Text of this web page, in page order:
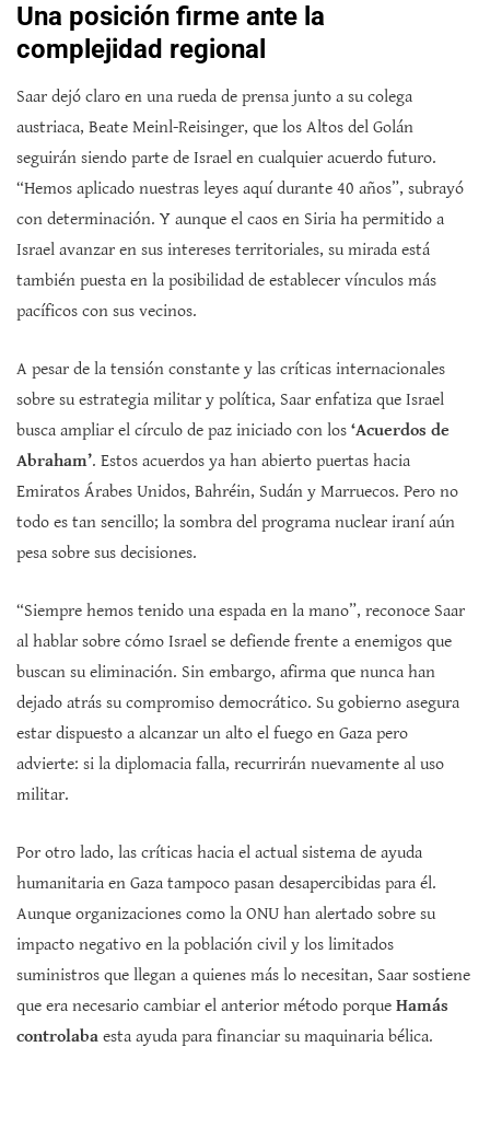
Una posición firme ante la
complejidad regional
Saar dejó claro en una rueda de prensa junto a su colega
austriaca, Beate Meinl-Reisinger, que los Altos del Golán
seguirán siendo parte de Israel en cualquier acuerdo futuro.
“Hemos aplicado nuestras leyes aquí durante 40 años”, subrayó
con determinación. Y aunque el caos en Siria ha permitido a
Israel avanzar en sus intereses territoriales, su mirada está
también puesta en la posibilidad de establecer vínculos más
pacíficos con sus vecinos.
A pesar de la tensión constante y las críticas internacionales
sobre su estrategia militar y política, Saar enfatiza que Israel
busca ampliar el círculo de paz iniciado con los ‘Acuerdos de
Abraham’. Estos acuerdos ya han abierto puertas hacia
Emiratos Árabes Unidos, Bahréin, Sudán y Marruecos. Pero no
todo es tan sencillo; la sombra del programa nuclear iraní aún
pesa sobre sus decisiones.
“Siempre hemos tenido una espada en la mano”, reconoce Saar
al hablar sobre cómo Israel se defiende frente a enemigos que
buscan su eliminación. Sin embargo, afirma que nunca han
dejado atrás su compromiso democrático. Su gobierno asegura
estar dispuesto a alcanzar un alto el fuego en Gaza pero
advierte: si la diplomacia falla, recurrirán nuevamente al uso
militar.
Por otro lado, las críticas hacia el actual sistema de ayuda
humanitaria en Gaza tampoco pasan desapercibidas para él.
Aunque organizaciones como la ONU han alertado sobre su
impacto negativo en la población civil y los limitados
suministros que llegan a quienes más lo necesitan, Saar sostiene
que era necesario cambiar el anterior método porque Hamás
controlaba esta ayuda para financiar su maquinaria bélica.